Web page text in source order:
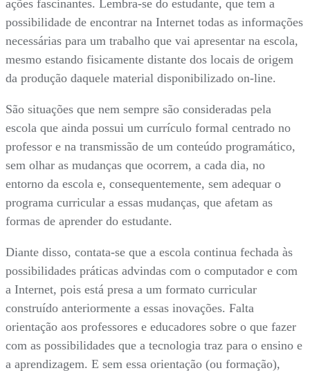
ações fascinantes. Lembra-se do estudante, que tem a
possibilidade de encontrar na Internet todas as informações
necessárias para um trabalho que vai apresentar na escola,
mesmo estando fisicamente distante dos locais de origem
da produção daquele material disponibilizado on-line.
São situações que nem sempre são consideradas pela
escola que ainda possui um currículo formal centrado no
professor e na transmissão de um conteúdo programático,
sem olhar as mudanças que ocorrem, a cada dia, no
entorno da escola e, consequentemente, sem adequar o
programa curricular a essas mudanças, que afetam as
formas de aprender do estudante.
Diante disso, contata-se que a escola continua fechada às
possibilidades práticas advindas com o computador e com
a Internet, pois está presa a um formato curricular
construído anteriormente a essas inovações. Falta
orientação aos professores e educadores sobre o que fazer
com as possibilidades que a tecnologia traz para o ensino e
a aprendizagem. E sem essa orientação (ou formação),